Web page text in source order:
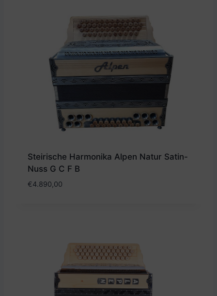
Steirische Harmonika Alpen Natur Satin-
Nuss G C F B
€4.890,00